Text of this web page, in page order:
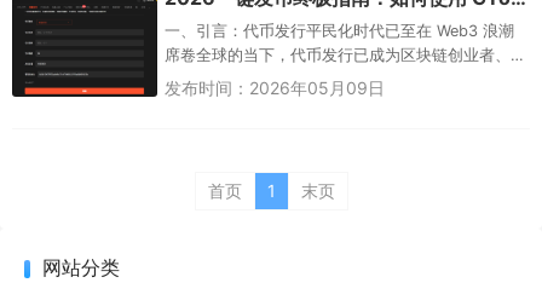
一、引言：代币发行平民化时代已至在 Web3 浪潮
席卷全球的当下，代币发行已成为区块链创业者、
社区运营者乃至普通玩家的核心需求。然而，传统
发布时间：2026年05月09日
首页 1 末页
网站分类